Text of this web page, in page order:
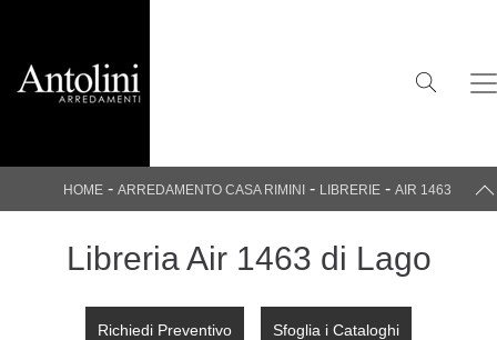
HOME- ARREDAMENTO CASA RIMINI - LIBRERIE - AIR 1463
Libreria Air 1463 di Lago
Richiedi Preventivo Sfoglia i Cataloghi